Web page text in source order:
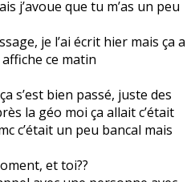
j’avoue que tu m’as un peu
je l’ai écrit hier mais ça a
ce matin
s’est bien passé, juste des
la géo moi ça allait c’était
c’était un peu bancal mais
et toi??